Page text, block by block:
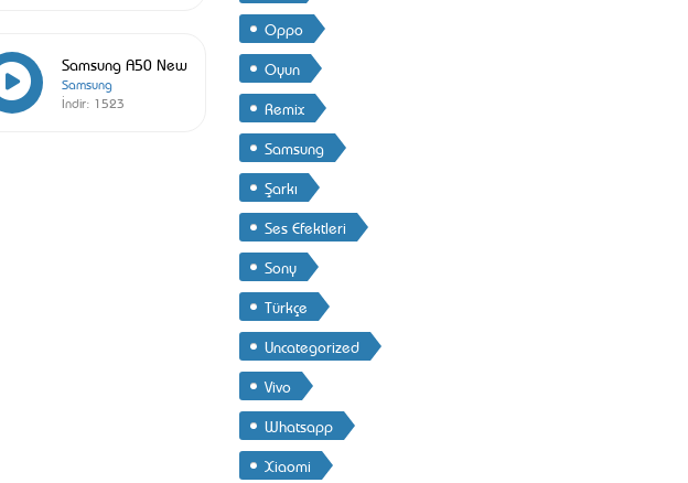
Samsung A50 New
Samsung
İndir: 1523
Oppo
Oyun
Remix
Samsung
Şarkı
Ses Efektleri
Sony
Türkçe
Uncategorized
Vivo
Whatsapp
Xiaomi